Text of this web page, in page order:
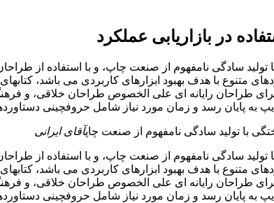
در بازاریابی عملکرد
تولید سادگی نامفهوم از صنعت چاپ، و با استفاده از
متنوع با هدف بهبود ابزارهای کاربردی می باشد،
طراحان رایانه ای علی الخصوص طراحان خلاقی، و
به پایان رسد و زمان مورد نیاز شامل حروفچینی
با تولید سادگی نامفهوم از صنعت چاپآقای ایرانی
تولید سادگی نامفهوم از صنعت چاپ، و با استفاده از
متنوع با هدف بهبود ابزارهای کاربردی می باشد،
طراحان رایانه ای علی الخصوص طراحان خلاقی، و
به پایان رسد و زمان مورد نیاز شامل حروفچینی